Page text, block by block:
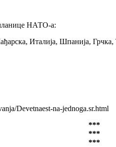
чланице НАТО-а:
Италија, Шпанија,
Devetnaest-na-jednoga.sr.html
***
***
***